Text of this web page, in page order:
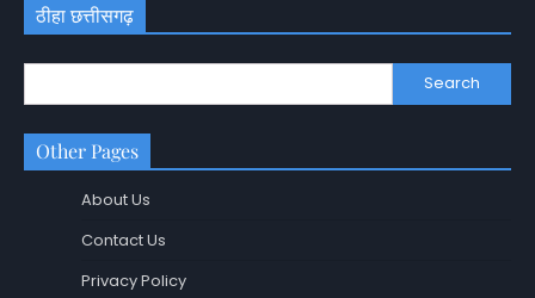
ठीहा छत्तीसगढ़
Search
Other Pages
About Us
Contact Us
Privacy Policy